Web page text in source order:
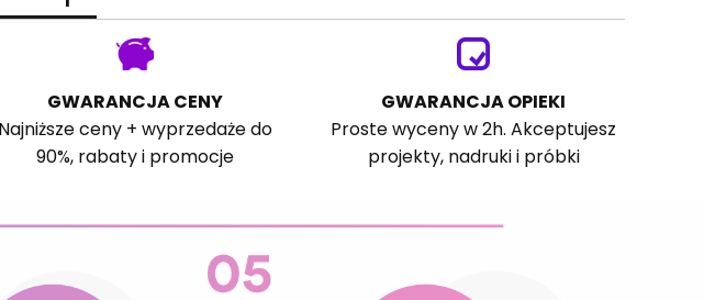
GWARANCJA CENY
Najniższe ceny + wyprzedaże do
90%, rabaty i promocje
GWARANCJA OPIEKI
Proste wyceny w 2h. Akceptujesz
projekty, nadruki i próbki